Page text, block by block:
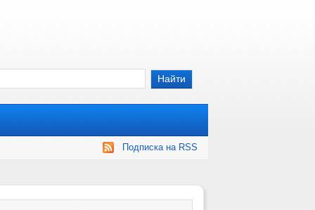
Подписка на RSS